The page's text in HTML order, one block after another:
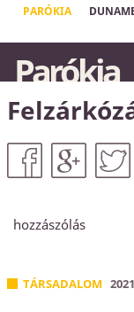
PARÓKIA
Te pedig amikor
menj be a belső
ajtódat bezárva
Máté 6,6a
Parókia
hozzászólás
TÁRSADALOM